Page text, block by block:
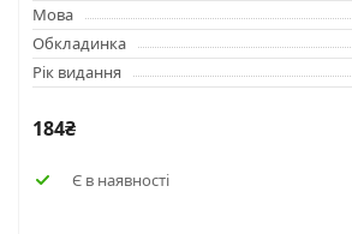
Мова
Обкладинка
Рік видання
184₴
Є в наявності